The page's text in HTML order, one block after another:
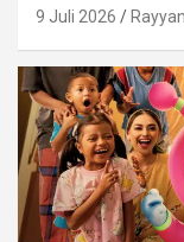
9 Juli 2026 Rayyan